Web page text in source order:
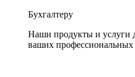
Бухгалтеру
Наши продукты и услуги
ваших профессиональных